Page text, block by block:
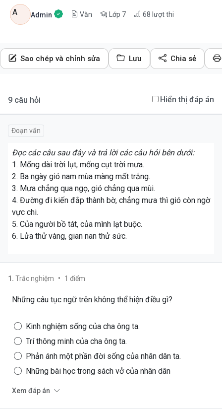
A Admin Văn Lớp 7 68 lượt thi
Sao chép và chỉnh sửa Lưu Chia sẻ
9 câu hỏi Hiển thị đáp án
Đoạn văn
Đọc các câu sau đây và trả lời các câu hỏi bên dưới:
1. Mống dài trời lụt, mống cụt trời mưa.
2. Ba ngày gió nam mùa màng mất trắng.
3. Mưa chẳng qua ngọ, gió chẳng qua mùi.
4. Đường đi kiến đắp thành bờ, chẳng mưa thì gió còn ngờ
vực chi.
5. Của người bồ tát, của mình lạt buộc.
6. Lửa thử vàng, gian nan thử sức.
1. Trắc nghiệm • 1 điểm
Những câu tục ngữ trên không thể hiện điều gì?
Kinh nghiệm sống của cha ông ta.
Trí thông minh của cha ông ta.
Phản ánh một phần đời sống của nhân dân ta.
Những bài học trong sách vở của nhân dân
Xem đáp án